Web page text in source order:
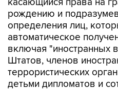
рождению и
определения лиц,
автоматическое
включая "иностранных
Штатов, членов
террористических
детьми дипломатов и